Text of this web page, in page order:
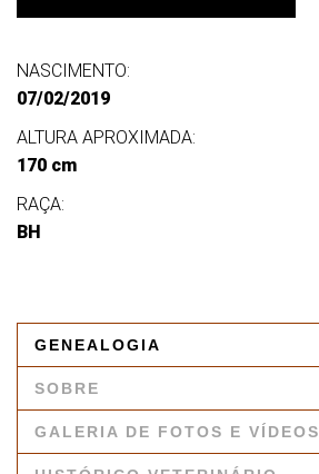
NASCIMENTO:
07/02/2019
ALTURA APROXIMADA:
170 cm
RAÇA:
BH
GENEALOGIA
SOBRE
GALERIA DE FOTOS E VÍDEOS